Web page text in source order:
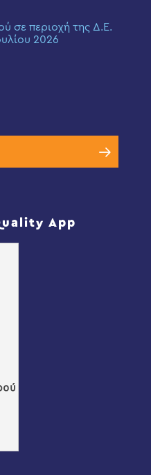
σε περιοχή της Δ.Ε.
2026
App